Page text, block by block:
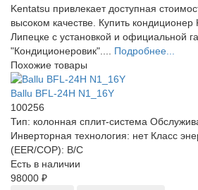
Kentatsu привлекает доступная
высоком качестве. Купить кондиционер
Липецке с установкой и официальной
"Кондиционеровик".... Подробнее...
Похожие товары
Ballu BFL-24H N1_16Y
100256
Тип: колонная сплит-система
Инверторная технология: нетКласс
(EER/COP): B/C
Есть в наличии
98000 ₽